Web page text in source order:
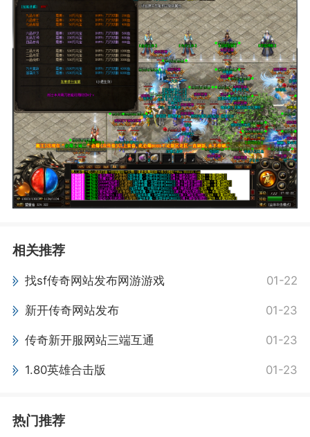
相关推荐
找sf传奇网站发布网游游戏 01-22
新开传奇网站发布 01-23
传奇新开服网站三端互通 01-23
1.80英雄合击版 01-23
热门推荐